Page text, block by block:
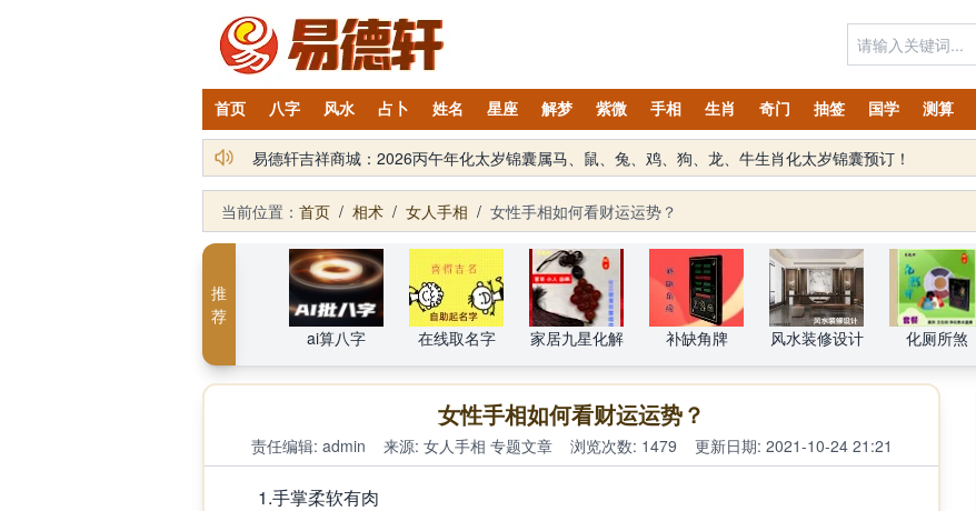
首页 八字 风水 占卜 姓名 星座 解梦 紫微 手相 生肖 奇门 抽签 国学 测算
易德轩吉祥商城：2026丙午年化太岁锦囊属马、鼠、兔、鸡、狗、龙、牛生肖化太岁锦囊预订！
当前位置： 首页 / 相术 / 女人手相 / 女性手相如何看财运运势？
推
荐
ai算八字
在线取名字 家居九星化解 补缺角牌 风水装修设计 化厕所煞
女性手相如何看财运运势？
责任编辑: admin 来源: 女人手相 专题文章 浏览次数: 1479 更新日期: 2021-10-24 21:21
1.手掌柔软有肉